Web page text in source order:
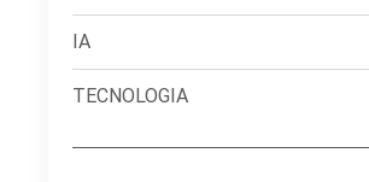
IA
TECNOLOGIA